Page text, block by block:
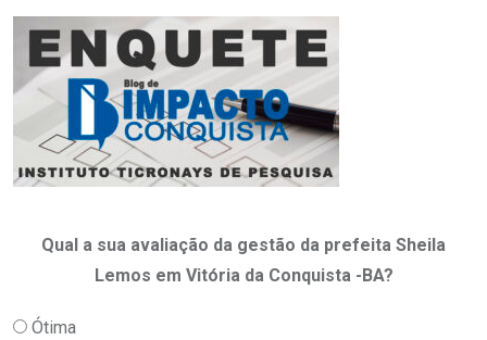
Qual a sua avaliação da gestão da prefeita Sheila
Lemos em Vitória da Conquista -BA?
Ótima